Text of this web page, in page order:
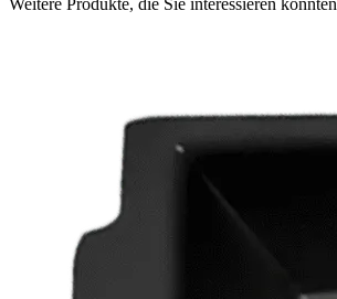
Weitere Produkte, die Sie interessieren könnten